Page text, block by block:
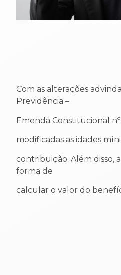
Com as alterações
Previdência –
Emenda Constitucional
modificadas as idades
contribuição. Além disso,
forma de
calcular o valor do